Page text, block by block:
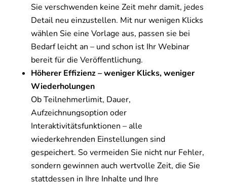
Sie verschwenden keine Zeit mehr damit, jedes
Detail neu einzustellen. Mit nur wenigen Klicks
wählen Sie eine Vorlage aus, passen sie bei
Bedarf leicht an – und schon ist Ihr Webinar
bereit für die Veröffentlichung.
Höherer Effizienz – weniger Klicks, weniger
Wiederholungen
Ob Teilnehmerlimit, Dauer,
Aufzeichnungsoption oder
Interaktivitätsfunktionen – alle
wiederkehrenden Einstellungen sind
gespeichert. So vermeiden Sie nicht nur Fehler,
sondern gewinnen auch wertvolle Zeit, die Sie
stattdessen in Ihre Inhalte und Ihre